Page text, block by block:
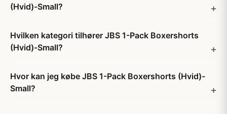
(Hvid)-Small?
Hvilken kategori tilhører JBS 1-Pack Boxershorts
(Hvid)-Small?
Hvor kan jeg købe JBS 1-Pack Boxershorts (Hvid)-
Small?